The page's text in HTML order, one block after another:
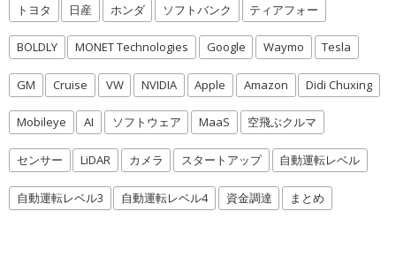
トヨタ 日産 ホンダ ソフトバンク ティアフォー
BOLDLY MONET Technologies Google Waymo Tesla
GM Cruise VW NVIDIA Apple Amazon Didi Chuxing
Mobileye AI ソフトウェア MaaS 空飛ぶクルマ
センサー LiDAR カメラ スタートアップ 自動運転レベル
自動運転レベル3 自動運転レベル4 資金調達 まとめ